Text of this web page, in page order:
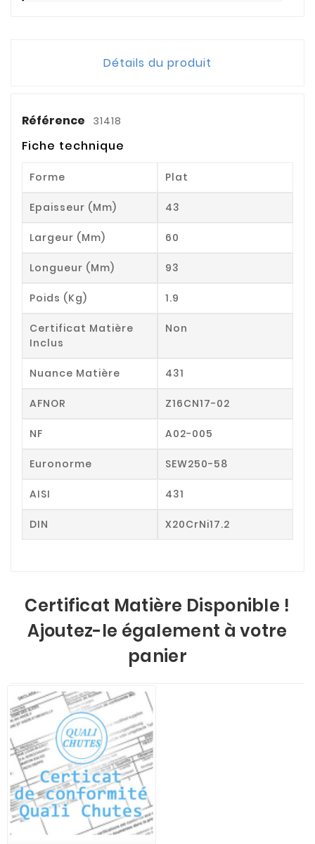
Détails du produit
Référence 31418
Fiche technique
Forme Plat
Epaisseur (mm) 43
Largeur (mm) 60
Longueur (mm) 93
Poids (kg) 1.9
Certificat Matière
Inclus
Non
Nuance Matière 431
AFNOR Z16CN17-02
NF A02-005
Euronorme SEW250-58
AISI 431
DIN X20CrNi17.2
Certificat Matière Disponible !
Ajoutez-le également à votre
panier